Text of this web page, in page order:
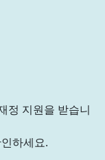
정 지원을 받습니
하세요.